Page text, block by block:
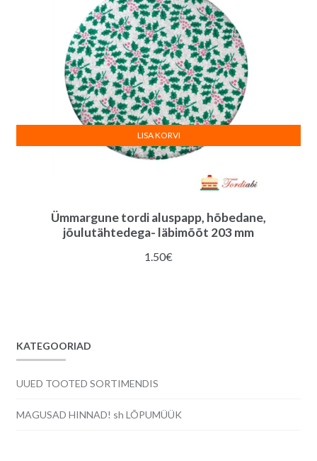
Ümmargune tordi aluspapp, hõbedane,
jõulutähtedega- läbimõõt 203 mm
1.50€
LISA KORVI
KATEGOORIAD
UUED TOOTED SORTIMENDIS
MAGUSAD HINNAD! sh LÕPUMÜÜK